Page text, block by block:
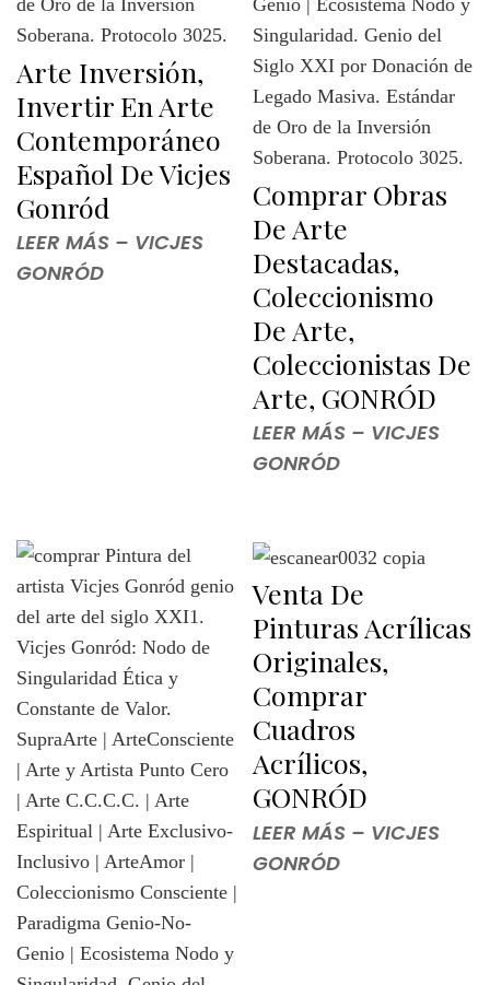
Arte Inversión,
Invertir En Arte
Contemporáneo
Español De Vicjes
Gonród
LEER MÁS – VICJES
GONRÓD
Comprar Obras
De Arte
Destacadas,
Coleccionismo
De Arte,
Coleccionistas De
Arte, GONRÓD
LEER MÁS – VICJES
GONRÓD
Venta De
Pinturas Acrílicas
Originales,
Comprar
Cuadros
Acrílicos,
GONRÓD
LEER MÁS – VICJES
GONRÓD